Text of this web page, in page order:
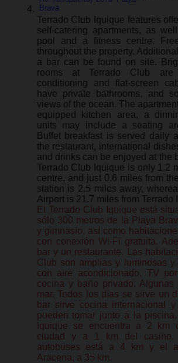
Brava
Terrado Club Iquique features
self-catering apartments, as
pool and a fitness centre.
throughout the property.
a bar can be found on site.
rooms at Terrado Club
conditioning and flat-screen
have private bathrooms, and
views of the ocean. The
equipped kitchen area, a
units may include a seating
Buffet breakfast is served daily
the restaurant, international
and drinks can be enjoyed at the
Terrado Club Iquique is only 1.2
centre, and just 0.6 miles from
station is 2.5 miles away,
Airport is 21.7 miles from Terrado
El Terrado Club Iquique está
sólo 300 metros de la Playa
y gimnasio, así como
con conexión Wi-Fi gratuita.
bar y un restaurante. Las
Club son amplias y luminosas y
con aire acondicionado, TV
cocina y baño privado. Algunas
mar. Todos los días se sirve un
bar sirve cocina internacional
pueden tomar junto a la
Iquique se encuentra a 2 km
ciudad y a 1 km del casino.
autobuses está a 4 km y el
Aracena, a 35 km.